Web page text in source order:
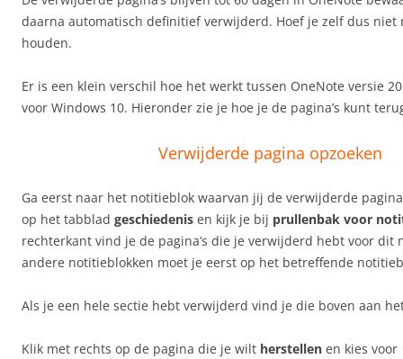
daarna automatisch definitief verwijderd. Hoef je zelf dus niet
houden.
Er is een klein verschil hoe het werkt tussen OneNote versie
voor Windows 10. Hieronder zie je hoe je de pagina’s kunt
Verwijderde pagina opzoeken
Ga eerst naar het notitieblok waarvan jij de verwijderde
op het tabblad geschiedenis en kijk je bij prullenbak voor
rechterkant vind je de pagina’s die je verwijderd hebt voor dit
andere notitieblokken moet je eerst op het betreffende
Als je een hele sectie hebt verwijderd vind je die boven aan
Klik met rechts op de pagina die je wilt herstellen en kies voor